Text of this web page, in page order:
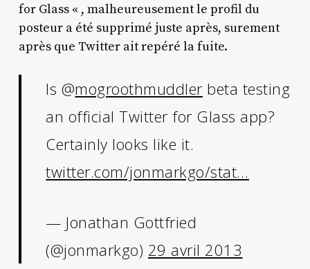
for Glass « , malheureusement le profil du
posteur a été supprimé juste après, surement
après que Twitter ait repéré la fuite.
Is @mogroothmuddler beta testing
an official Twitter for Glass app?
Certainly looks like it.
twitter.com/jonmarkgo/stat…
— Jonathan Gottfried
(@jonmarkgo) 29 avril 2013